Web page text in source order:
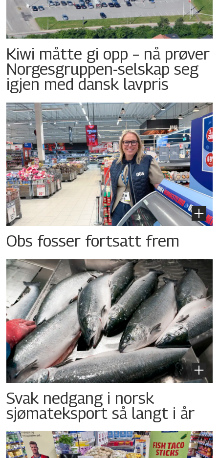
Kiwi måtte gi opp – nå prøver
Norgesgruppen-selskap seg
igjen med dansk lavpris
Obs fosser fortsatt frem
Svak nedgang i norsk
sjømateksport så langt i år